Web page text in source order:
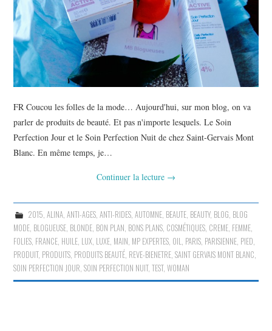
FR Coucou les folles de la mode… Aujourd'hui, sur mon blog, on va
parler de produits de beauté. Et pas n'importe lesquels. Le Soin
Perfection Jour et le Soin Perfection Nuit de chez Saint-Gervais Mont
Blanc. En même temps, je…
Continuer la lecture →
2015, ALINA, ANTI-AGES, ANTI-RIDES, AUTOMNE, BEAUTE, BEAUTY, BLOG, BLOG
MODE, BLOGUEUSE, BLONDE, BON PLAN, BONS PLANS, COSMÉTIQUES, CREME, FEMME,
FOLIES, FRANCE, HUILE, LUX, LUXE, MAIN, MP EXPERTES, OIL, PARIS, PARISIENNE, PIED,
PRODUIT, PRODUITS, PRODUITS BEAUTÉ, REVE-BIENETRE,SAINT GERVAIS MONT BLANC,
SOIN PERFECTION JOUR,SOIN PERFECTION NUIT,TEST,WOMAN